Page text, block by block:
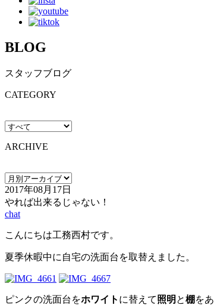
BLOG
スタッフブログ
CATEGORY
ARCHIVE
2017年08月17日
やれば出来るじゃない！
chat
こんにちは工務西村です。
夏季休暇中に自宅の洗面台を取替えました。
ピンクの洗面台をホワイト に替えて照明 と棚 をあ